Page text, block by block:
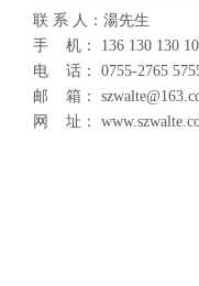
联 系 人：湯先生
手 机： 136 130 130 10
电 话： 0755-2765
邮 箱：
网 址：